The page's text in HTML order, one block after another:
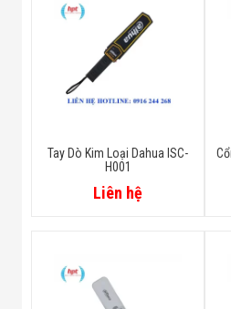
Tay Dò Kim Loại Dahua ISC-
H001
Liên hệ